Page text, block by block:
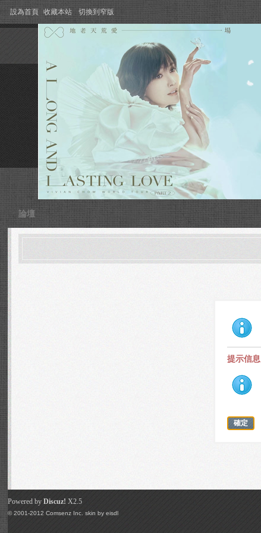
設為首頁 收藏本站 切換到窄版
論壇
提示信息
確定
Powered byDiscuz! X2.5
© 2001-2012Comsenz Inc. skin byeisdl